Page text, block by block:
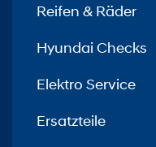
Reifen & Räder
Hyundai Checks
Elektro Service
Ersatzteile